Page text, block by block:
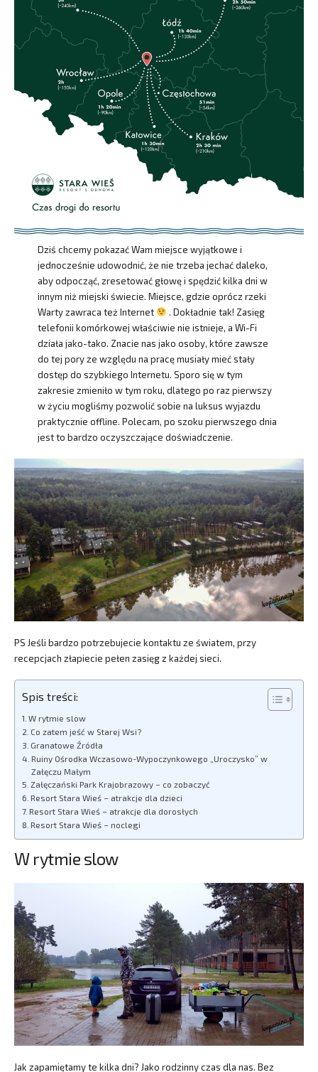
Dziś chcemy pokazać Wam miejsce wyjątkowe i
jednocześnie udowodnić, że nie trzeba jechać daleko,
aby odpocząć, zresetować głowę i spędzić kilka dni w
innym niż miejski świecie. Miejsce, gdzie oprócz rzeki
Warty zawraca też Internet
. Dokładnie tak! Zasięg
telefonii komórkowej właściwie nie istnieje, a Wi-Fi
działa jako-tako. Znacie nas jako osoby, które zawsze
do tej pory ze względu na pracę musiały mieć stały
dostęp do szybkiego Internetu. Sporo się w tym
zakresie zmieniło w tym roku, dlatego po raz pierwszy
w życiu mogliśmy pozwolić sobie na luksus wyjazdu
praktycznie offline. Polecam, po szoku pierwszego dnia
jest to bardzo oczyszczające doświadczenie.
PS Jeśli bardzo potrzebujecie kontaktu ze światem, przy
recepcjach złapiecie pełen zasięg z każdej sieci.
Spis treści:
W rytmie slow
Co zatem jeść w Starej Wsi?
Granatowe Źródła
Ruiny Ośrodka Wczasowo-Wypoczynkowego „Uroczysko” w
Załęczu Małym
Załęczański Park Krajobrazowy – co zobaczyć
Resort Stara Wieś – atrakcje dla dzieci
Resort Stara Wieś – atrakcje dla dorosłych
Resort Stara Wieś – noclegi
W rytmie slow
Jak zapamiętamy te kilka dni? Jako rodzinny czas dla nas. Bez